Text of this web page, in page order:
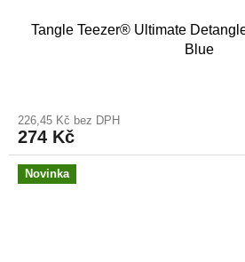
Tangle Teezer® Ultimate
Blue
226,45 Kč bez DPH
274 Kč
Novinka